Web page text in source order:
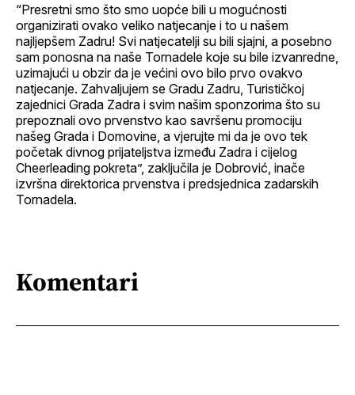
“Presretni smo što smo uopće bili u mogućnosti
organizirati ovako veliko natjecanje i to u našem
najljepšem Zadru! Svi natjecatelji su bili sjajni, a posebno
sam ponosna na naše Tornadele koje su bile izvanredne,
uzimajući u obzir da je većini ovo bilo prvo ovakvo
natjecanje. Zahvaljujem se Gradu Zadru, Turističkoj
zajednici Grada Zadra i svim našim sponzorima što su
prepoznali ovo prvenstvo kao savršenu promociju
našeg Grada i Domovine, a vjerujte mi da je ovo tek
početak divnog prijateljstva između Zadra i cijelog
Cheerleading pokreta”, zaključila je Dobrović, inače
izvršna direktorica prvenstva i predsjednica zadarskih
Tornadela.
Komentari